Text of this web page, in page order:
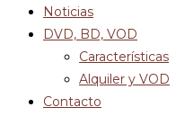
Noticias
DVD, BD, VOD
Características
Alquiler y VOD
Contacto